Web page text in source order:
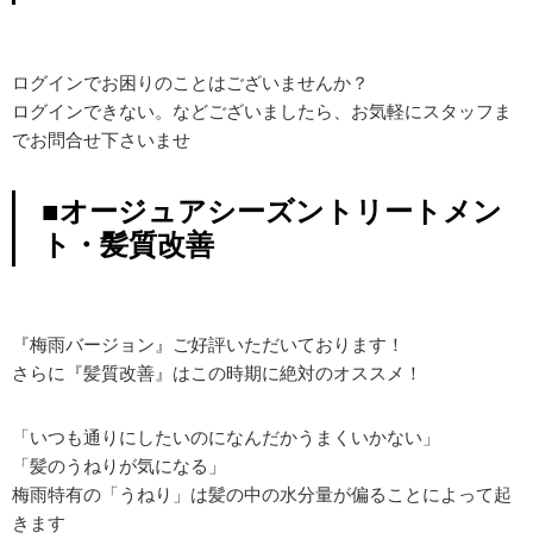
ログインでお困りのことはございませんか？
ログインできない。などございましたら、お気軽にスタッフま
でお問合せ下さいませ
■オージュアシーズントリートメン
ト・髪質改善
『梅雨バージョン』ご好評いただいております！
さらに『髪質改善』はこの時期に絶対のオススメ！
「いつも通りにしたいのになんだかうまくいかない」
「髪のうねりが気になる」
梅雨特有の「うねり」は髪の中の水分量が偏ることによって起
きます